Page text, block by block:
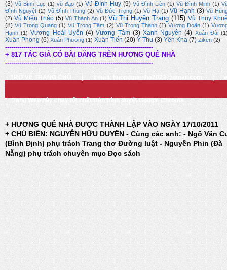
(3) Vũ Bình Lục (1) vũ đạo (1) Vũ Đình Huy (9) Vũ Đình Liên (1) Vũ Đình Minh (1)
Đình Nguyệt (2) Vũ Đình Thung (2) Vũ Đức Trọng (1) Vũ Hạ (1) Vũ Hạnh (3) Vũ
(2) Vũ Miên Thảo (5) Vũ Thành An (1) Vũ Thị Huyền Trang (115) Vũ Thụy
(8) Vũ Trọng Quang (1) Vũ Trọng Tâm (2) Vũ Trọng Thanh (1) Vương Doãn (1)
Hạnh (1) Vương Hoài Uyên (4) Vương Tâm (3) Xanh Nguyên (4) Xuân Đài
Xuân Phong (6) Xuân Phương (1) Xuân Tiến (20) Ý Thu (3) Yên Kha (7) Ziken (2)
-------------------------------------------------------------------------
+ 817 TÁC GIẢ CÓ BÀI ĐĂNG TRÊN HƯƠNG QUÊ NHÀ
-------------------------------------------------------------------------
TRỞ VỀ TRANG CHỦ Email: huongquenha2023@gmail.com
Trang Web này chạy tốt nhất trên trình duyệt Google Chrome
+ HƯƠNG QUÊ NHÀ ĐƯỢC THÀNH LẬP VÀO NGÀY 17/10/2011
+ CHỦ BIÊN: NGUYỄN HỮU DUYÊN - Cùng các anh: - Ngô Văn
(Bình Định) phụ trách Trang thơ Đường luật - Nguyễn Phin (Đà
Nẵng) phụ trách chuyên mục Đọc sách